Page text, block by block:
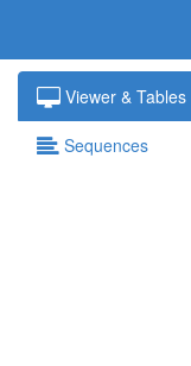
Viewer & Tables
Sequences